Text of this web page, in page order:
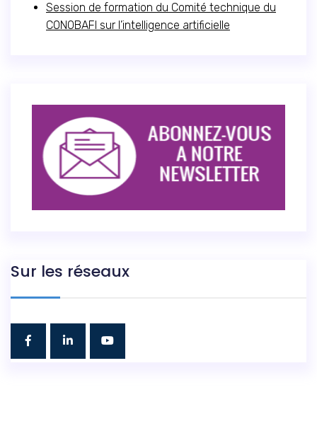
Session de formation du Comité technique du
CONOBAFI sur l’intelligence artificielle
Sur les réseaux